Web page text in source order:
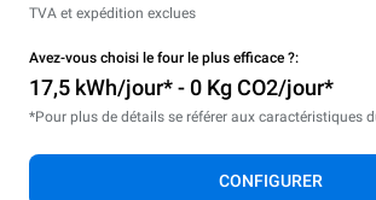
TVA et expédition exclues
Avez-vous choisi le four le plus efficace ?:
17,5 kWh/jour* - 0 Kg CO2/jour*
*Pour plus de détails se référer aux caractéristiques
CONFIGURER